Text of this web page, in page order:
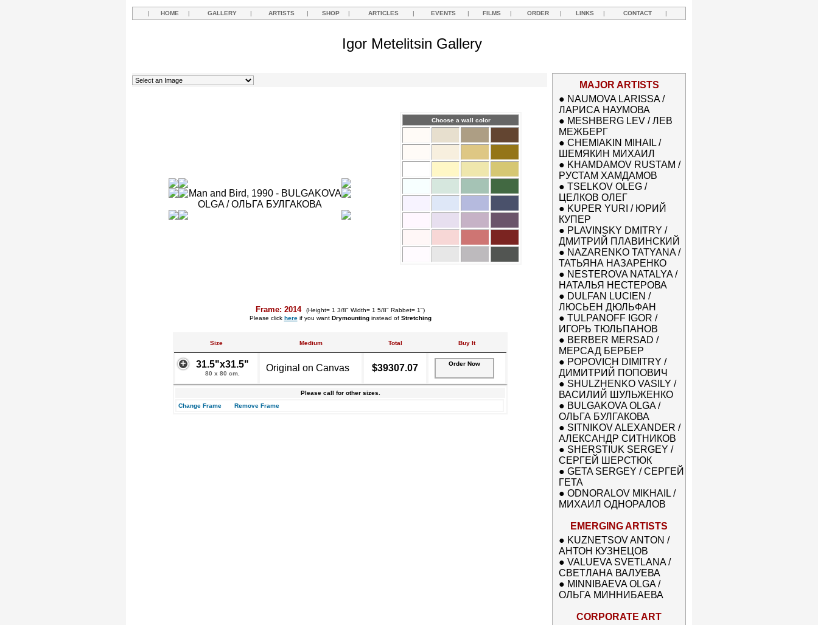
| HOME | GALLERY | ARTISTS | SHOP | ARTICLES | EVENTS | FILMS | ORDER | LINKS | CONTACT |
Igor Metelitsin Gallery
Choose a wall color
Frame: 2014
(Height= 1 3/8" Width= 1 5/8" Rabbet= 1")
Please click hereif you want Drymountinginstead of Stretching
Size Medium Total Buy It
31.5"x31.5"
80 x 80 cm.
Original on Canvas $39307.07 Order Now
Please call for other sizes.
Change Frame
Remove Frame
MAJOR ARTISTS
● NAUMOVA LARISSA /
ЛАРИСА НАУМОВА
● MESHBERG LEV / ЛЕВ
МЕЖБЕРГ
● CHEMIAKIN MIHAIL /
ШЕМЯКИН МИХАИЛ
● KHAMDAMOV RUSTAM /
РУСТАМ ХАМДАМОВ
● TSELKOV OLEG /
ЦЕЛКОВ ОЛЕГ
● KUPER YURI / ЮРИЙ
КУПЕР
● PLAVINSKY DMITRY /
ДМИТРИЙ ПЛАВИНСКИЙ
● NAZARENKO TATYANA /
ТАТЬЯНА НАЗАРЕНКО
● NESTEROVA NATALYA /
НАТАЛЬЯ НЕСТЕРОВА
● DULFAN LUCIEN /
ЛЮСЬЕН ДЮЛЬФАН
● TULPANOFF IGOR /
ИГОРЬ ТЮЛЬПАНОВ
● BERBER MERSAD /
МЕРСАД БЕРБЕР
● POPOVICH DIMITRY /
ДИМИТРИЙ ПОПОВИЧ
● SHULZHENKO VASILY /
ВАСИЛИЙ ШУЛЬЖЕНКО
● BULGAKOVA OLGA /
ОЛЬГА БУЛГАКОВА
● SITNIKOV ALEXANDER /
АЛЕКСАНДР СИТНИКОВ
● SHERSTIUK SERGEY /
СЕРГЕЙ ШЕРСТЮК
● GETA SERGEY / СЕРГЕЙ
ГЕТА
● ODNORALOV MIKHAIL /
МИХАИЛ ОДНОРАЛОВ
EMERGING ARTISTS
● KUZNETSOV ANTON /
АНТОН КУЗНЕЦОВ
● VALUEVA SVETLANA /
СВЕТЛАНА ВАЛУЕВА
● MINNIBAEVA OLGA /
ОЛЬГА МИННИБАЕВА
CORPORATE ART